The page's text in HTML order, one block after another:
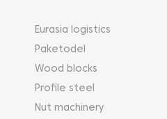
Eurasia logistics
Paketodel
Wood blocks
Profile steel
Nut machinery